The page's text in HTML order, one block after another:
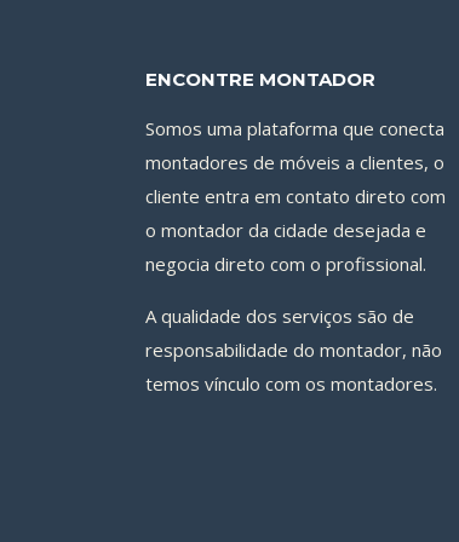
ENCONTRE MONTADOR
Somos uma plataforma que conecta
montadores de móveis a clientes, o
cliente entra em contato direto com
o montador da cidade desejada e
negocia direto com o profissional.
A qualidade dos serviços são de
responsabilidade do montador, não
temos vínculo com os montadores.